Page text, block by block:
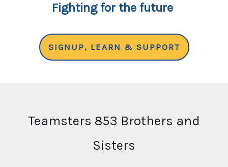
Fighting for the future
SIGNUP, LEARN & SUPPORT
Teamsters 853 Brothers and
Sisters